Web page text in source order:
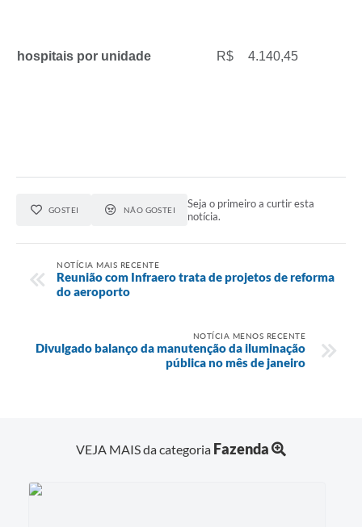
hospitais por unidade R$ 4.140,45
GOSTEI NÃO GOSTEI
Seja o primeiro a curtir esta
notícia.
NOTÍCIA MAIS RECENTE
Reunião com Infraero trata de projetos de reforma
do aeroporto
NOTÍCIA MENOS RECENTE
Divulgado balanço da manutenção da iluminação
pública no mês de janeiro
VEJA MAIS da categoria Fazenda